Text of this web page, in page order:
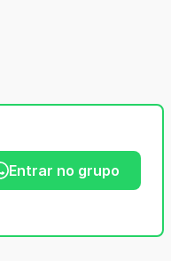
Entrar no grupo